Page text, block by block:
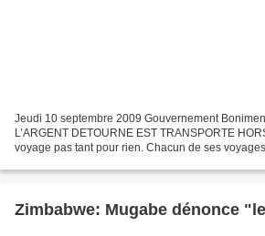
Jeudi 10 septembre 2009 Gouvernement
L’ARGENT DETOURNE EST TRANSPORTE
voyage pas tant pour rien. Chacun de ses
Zimbabwe: Mugabe dénonce